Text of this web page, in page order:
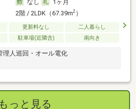
なし
1ヶ月
2階 / 2LDK（67.39m2）
更新料なし
二人暮らし
駐車場(近隣含) 南向き
理人巡回・オール電化
もっと見る